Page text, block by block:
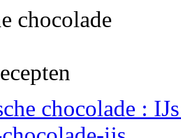
chocolade
chocolade :